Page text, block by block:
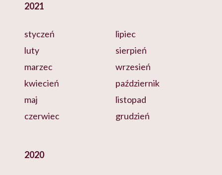
2021
styczeń
luty
marzec
kwiecień
maj
czerwiec
lipiec
sierpień
wrzesień
październik
listopad
grudzień
2020